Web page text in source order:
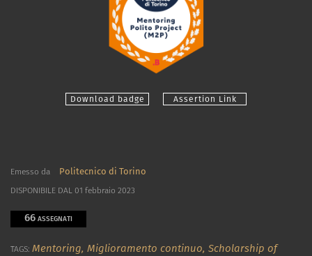
Download badge Assertion Link
Emesso da Politecnico di Torino
DISPONIBILE DAL 01 febbraio 2023
66 ASSEGNATI
TAGS: Mentoring, Miglioramento continuo, Scholarship of